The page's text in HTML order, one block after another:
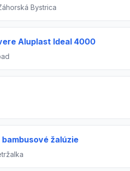
Bystrica
Aluplast Ideal 4000
žalúzie